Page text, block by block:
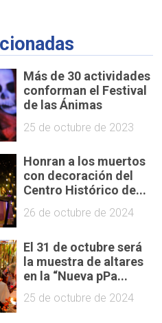
Más de 30 actividades
conforman el Festival
de las Ánimas
25 de octubre de 2023
Honran a los muertos
con decoración del
Centro Histórico de...
26 de octubre de 2024
El 31 de octubre será
la muestra de altares
en la “Nueva pPa...
25 de octubre de 2024